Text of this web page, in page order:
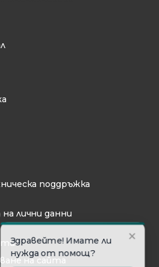
поддръжка
лични данни
на сайта